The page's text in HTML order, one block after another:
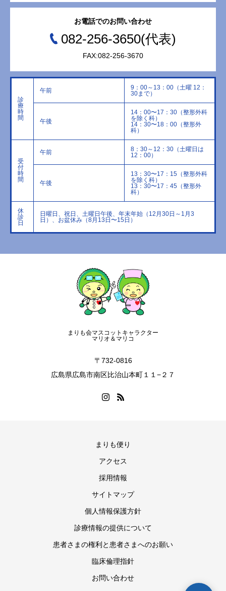
お電話でのお問い合わせ
082-256-3650(代表)
FAX:082-256-3670
診
療
時
間
午前
9：00～13：00（土曜 12：
30まで）
午後
14：00〜17：30（整形外科
を除く科）
14：30〜18：00（整形外
科）
受
付
時
間
午前
8：30～12：30（土曜日は
12：00）
午後
13：30〜17：15（整形外科
を除く科）
13：30〜17：45（整形外
科）
休
診
日
日曜日、祝日、土曜日午後、年末年始（12月30日～1月3
日）、お盆休み（8月13日〜15日）
まりも会マスコットキャラクター
マリオ＆マリコ
〒732-0816
広島県広島市南区比治山本町１１−２７
まりも便り
アクセス
採用情報
サイトマップ
個人情報保護方針
診療情報の提供について
患者さまの権利と患者さまへのお願い
臨床倫理指針
お問い合わせ
よくあるご質問にお答えします